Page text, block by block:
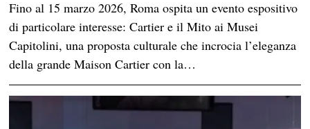
Fino al 15 marzo 2026, Roma ospita un evento espositivo
di particolare interesse: Cartier e il Mito ai Musei
Capitolini, una proposta culturale che incrocia l’eleganza
della grande Maison Cartier con la…